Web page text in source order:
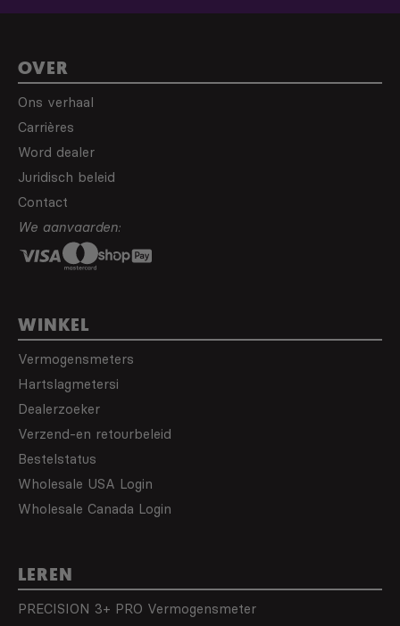
OVER
Ons verhaal
Carrières
Word dealer
Juridisch beleid
Contact
We aanvaarden:
WINKEL
Vermogensmeters
Hartslagmetersi
Dealerzoeker
Verzend-en retourbeleid
Bestelstatus
Wholesale USA Login
Wholesale Canada Login
LEREN
PRECISION 3+ PRO Vermogensmeter